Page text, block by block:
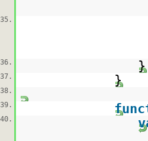
35.
36.
37. }
38.
39.
40.